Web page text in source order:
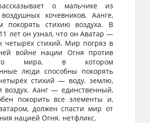
о мальчике из
кочевников, Аанге,
покорять стихию воздуха. В
лет он узнал, что он Аватар —
четырёх стихий. Мир погряз в
войне нации Огня против
мира, в котором
люди способны покорять
стихий — воду, землю,
воздух. Аанг — единственный,
покорить все элементы и,
должен спасти мир от
нацией Огня. нетфликс.